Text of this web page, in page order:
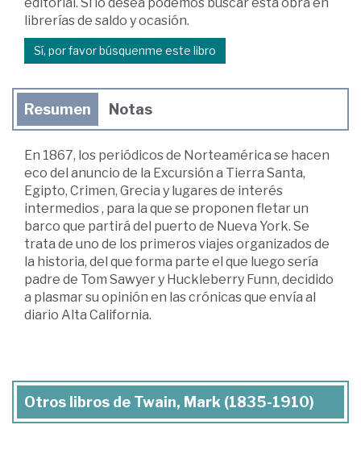
librerías de saldo y ocasión.
Sí, por favor búsquenme este libro
Resumen Notas
En 1867, los periódicos de Norteamérica se hacen
eco del anuncio de la Excursión a Tierra Santa,
Egipto, Crimen, Grecia y lugares de interés
intermedios , para la que se proponen fletar un
barco que partirá del puerto de Nueva York. Se
trata de uno de los primeros viajes organizados de
la historia, del que forma parte el que luego sería
padre de Tom Sawyer y Huckleberry Funn, decidido
a plasmar su opinión en las crónicas que envía al
diario Alta California.
Otros libros de Twain, Mark (1835-1910)